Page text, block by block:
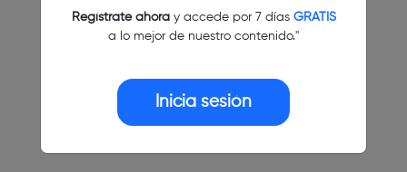
Regístrate ahoray accede por 7 días GRATIS
a lo mejor de nuestro contenido."
Inicia sesión